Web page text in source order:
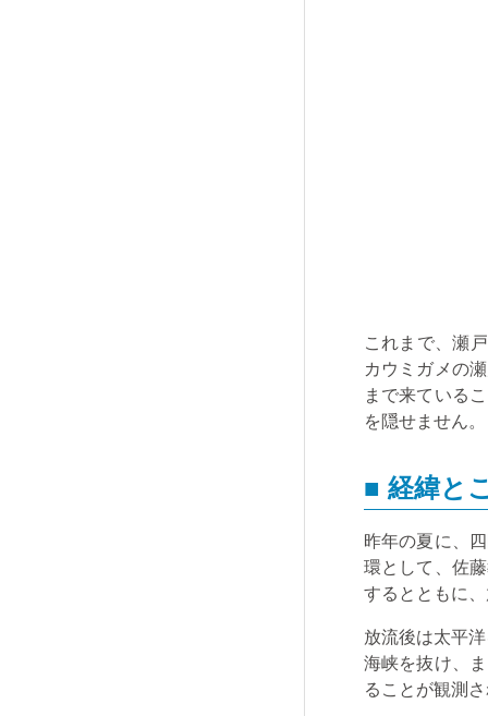
これまで、瀬
カウミガメの
まで来ている
を隠せません。
■ 経緯と
昨年の夏に、
環として、佐
するとともに
放流後は太平
海峡を抜け、
ることが観測さ